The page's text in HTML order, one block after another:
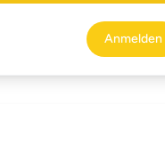
Anmelden